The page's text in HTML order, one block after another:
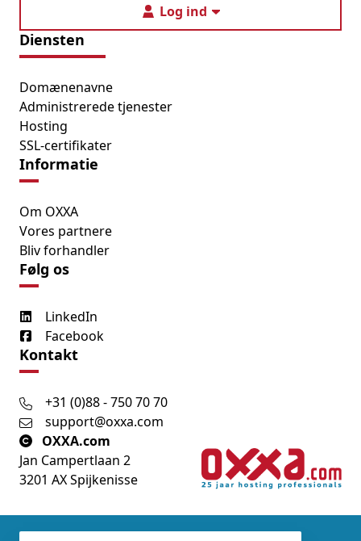
Log ind
Diensten
Domænenavne
Administrerede tjenester
Hosting
SSL-certifikater
Informatie
Om OXXA
Vores partnere
Bliv forhandler
Følg os
LinkedIn
Facebook
Kontakt
+31 (0)88 - 750 70 70
support@oxxa.com
OXXA.com
Jan Campertlaan 2
3201 AX Spijkenisse